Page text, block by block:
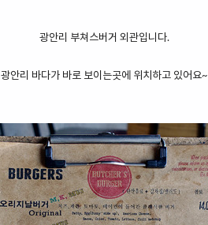
광안리 부쳐스버거 외관입니다.
광안리 바다가 바로 보이는곳에 위치하고 있어요~